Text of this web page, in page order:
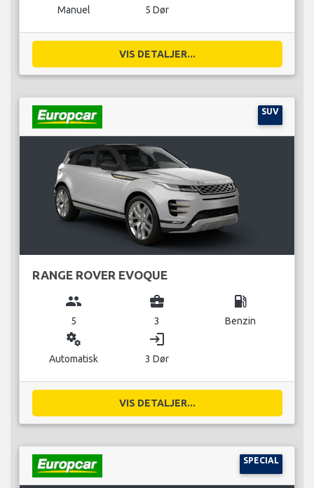
Manuel 5 Dør
VIS DETALJER...
SUV
RANGE ROVER EVOQUE
group
5
business_center
3
local_gas_station
Benzin
miscellaneous_services
Automatisk
login
3 Dør
VIS DETALJER...
SPECIAL